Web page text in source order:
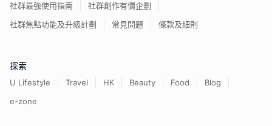
社群最強使用指南
社群創作有價企劃
社群焦點功能及升級計劃
常見問題 條款及細則
探索
U Lifestyle Travel HK Beauty Food
Blog
e-zone